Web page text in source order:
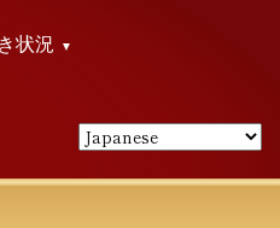
状況